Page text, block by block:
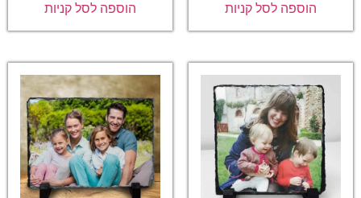
הוספה לסל קניות הוספה לסל קניות